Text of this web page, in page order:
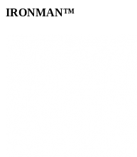
IRONMAN™